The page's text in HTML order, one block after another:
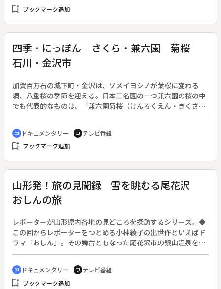
bookmark_add ブックマーク追加
四季・にっぽん さくら・兼六園 菊桜
石川・金沢市
加賀百万石の城下町・金沢は、ソメイヨシノが葉桜に変わる
頃、八重桜の季節を迎える。日本三名園の一つ兼六園の桜の中
でも代表的なものは、「兼六園菊桜（けんろくえん・きくざく
ら）」という。兼六園の中には、この他に珍しい貴重な桜が多
いが、金沢から車で４０分、鶴来町の石川県林業試験場でも珍
しい桜が育てられている。
cinematic_blur ドキュメンタリー tv テレビ番組
bookmark_add ブックマーク追加
山形発！旅の見聞録 雪を眺むる尾花沢
おしんの旅
レポーターが山形県内各地の見どころを探訪するシリーズ。◆
この回からレポーターをつとめる小林綾子の出世作といえばド
ラマ「おしん」。その舞台ともなった尾花沢市の銀山温泉を訪
ねる。川を挟んで木造３階、４階の建物が軒を連ねる、大正ロ
マン漂う温泉街。ドラマで使われたこけしを作っている工房に
は、まだそのこけしを求める客が来るという。
cinematic_blur ドキュメンタリー tv テレビ番組
bookmark_add ブックマーク追加